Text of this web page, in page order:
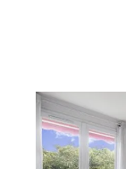
L HAY LES
72,03 m2 , 3
Ref : 7014